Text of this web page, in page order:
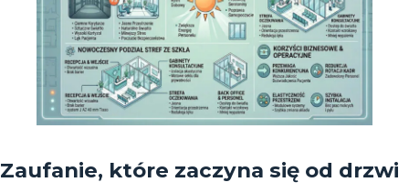
Zaufanie, które zaczyna się od drzwi